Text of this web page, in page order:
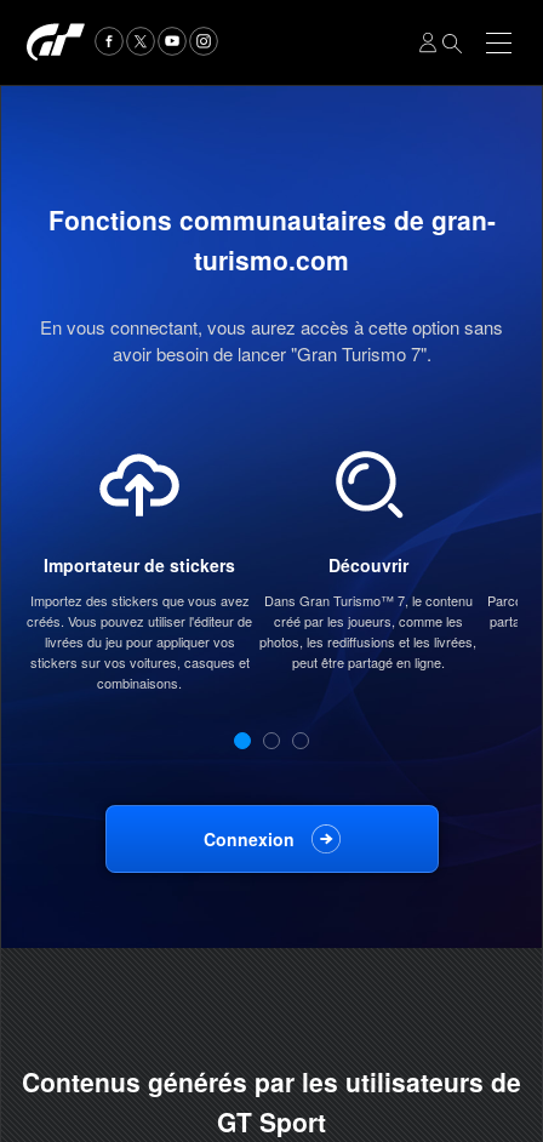
Fonctions communautaires de gran-
turismo.com
En vous connectant, vous aurez accès à cette option sans
avoir besoin de lancer "Gran Turismo 7".
Importateur de stickers
Importez des stickers que vous avez
créés. Vous pouvez utiliser l'éditeur de
livrées du jeu pour appliquer vos
stickers sur vos voitures, casques et
combinaisons.
Découvrir
Dans Gran Turismo™ 7, le contenu
créé par les joueurs, comme les
photos, les rediffusions et les livrées,
peut être partagé en ligne.
partagé
Connexion
Contenus générés par les utilisateurs de
GT Sport